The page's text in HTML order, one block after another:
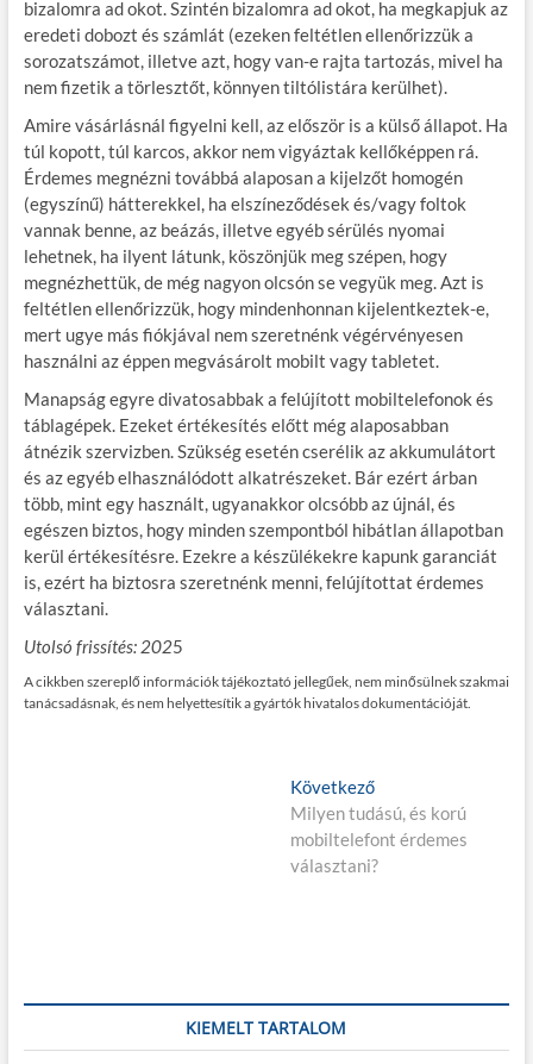
bizalomra ad okot. Szintén bizalomra ad okot, ha megkapjuk az
eredeti dobozt és számlát (ezeken feltétlen ellenőrizzük a
sorozatszámot, illetve azt, hogy van-e rajta tartozás, mivel ha
nem fizetik a törlesztőt, könnyen tiltólistára kerülhet).
Amire vásárlásnál figyelni kell, az először is a külső állapot. Ha
túl kopott, túl karcos, akkor nem vigyáztak kellőképpen rá.
Érdemes megnézni továbbá alaposan a kijelzőt homogén
(egyszínű) hátterekkel, ha elszíneződések és/vagy foltok
vannak benne, az beázás, illetve egyéb sérülés nyomai
lehetnek, ha ilyent látunk, köszönjük meg szépen, hogy
megnézhettük, de még nagyon olcsón se vegyük meg. Azt is
feltétlen ellenőrizzük, hogy mindenhonnan kijelentkeztek-e,
mert ugye más fiókjával nem szeretnénk végérvényesen
használni az éppen megvásárolt mobilt vagy tabletet.
Manapság egyre divatosabbak a felújított mobiltelefonok és
táblagépek. Ezeket értékesítés előtt még alaposabban
átnézik szervizben. Szükség esetén cserélik az akkumulátort
és az egyéb elhasználódott alkatrészeket. Bár ezért árban
több, mint egy használt, ugyanakkor olcsóbb az újnál, és
egészen biztos, hogy minden szempontból hibátlan állapotban
kerül értékesítésre. Ezekre a készülékekre kapunk garanciát
is, ezért ha biztosra szeretnénk menni, felújítottat érdemes
választani.
Utolsó frissítés: 2025
A cikkben szereplő információk tájékoztató jellegűek, nem minősülnek szakmai
tanácsadásnak, és nem helyettesítik a gyártók hivatalos dokumentációját.
KövetkezőK
ö
v
e
o
Milyen tudású, és korú
mobiltelefont érdemes
választani?
KIEMELT TARTALOM